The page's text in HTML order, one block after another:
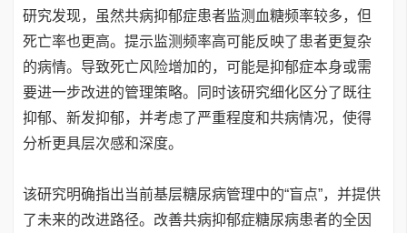
研究发现，虽然共病抑郁症患者监测血糖频率较多，但
死亡率也更高。提示监测频率高可能反映了患者更复杂
的病情。导致死亡风险增加的，可能是抑郁症本身或需
要进一步改进的管理策略。同时该研究细化区分了既往
抑郁、新发抑郁，并考虑了严重程度和共病情况，使得
分析更具层次感和深度。
该研究明确指出当前基层糖尿病管理中的“盲点”，并提供
了未来的改进路径。改善共病抑郁症糖尿病患者的全因